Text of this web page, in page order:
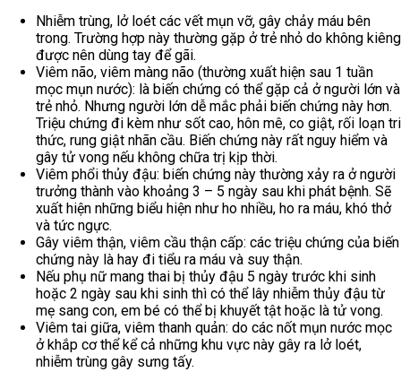
Nhiễm trùng, lở loét các vết mụn vỡ, gây chảy máu bên
trong. Trường hợp này thường gặp ở trẻ nhỏ do không kiêng
được nên dùng tay để gãi.
Viêm não, viêm màng não (thường xuất hiện sau 1 tuần
mọc mụn nước): là biến chứng có thể gặp cả ở người lớn và
trẻ nhỏ. Nhưng người lớn dễ mắc phải biến chứng này hơn.
Triệu chứng đi kèm như sốt cao, hôn mê, co giật, rối loạn tri
thức, rung giật nhãn cầu. Biến chứng này rất nguy hiểm và
gây tử vong nếu không chữa trị kịp thời.
Viêm phổi thủy đậu: biến chứng này thường xảy ra ở người
trưởng thành vào khoảng 3 – 5 ngày sau khi phát bệnh. Sẽ
xuất hiện những biểu hiện như ho nhiều, ho ra máu, khó thở
và tức ngực.
Gây viêm thận, viêm cầu thận cấp: các triệu chứng của biến
chứng này là hay đi tiểu ra máu và suy thận.
Nếu phụ nữ mang thai bị thủy đậu 5 ngày trước khi sinh
hoặc 2 ngày sau khi sinh thì có thể lây nhiễm thủy đậu từ
mẹ sang con, em bé có thể bị khuyết tật hoặc là tử vong.
Viêm tai giữa, viêm thanh quản: do các nốt mụn nước mọc
ở khắp cơ thể kể cả những khu vực này gây ra lở loét,
nhiễm trùng gây sưng tấy.